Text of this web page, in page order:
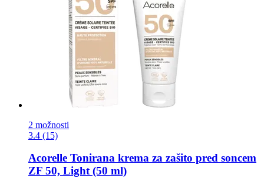
2 možnosti
3.4 (15)
Acorelle Tonirana krema za zašito pred soncem
ZF 50, Light (50 ml)